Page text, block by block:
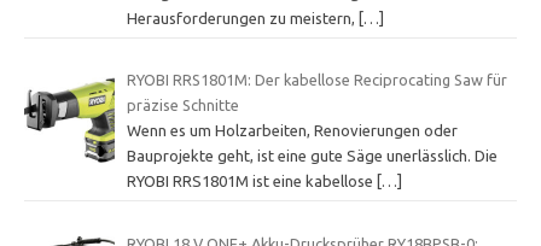
Herausforderungen zu meistern,
[…]
RYOBI RRS1801M: Der kabellose Reciprocating Saw für
präzise Schnitte
Wenn es um Holzarbeiten, Renovierungen oder
Bauprojekte geht, ist eine gute Säge unerlässlich. Die
RYOBI RRS1801M ist eine kabellose
[…]